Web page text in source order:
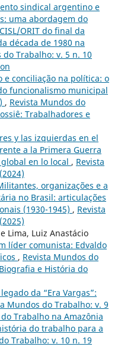
sindical argentino e
uma abordagem do
ORIT do final da
década de 1980 na
do Trabalho: v. 5 n. 10
e conciliação na política: o
funcionalismo municipal
, Revista Mundos do
Trabalhadores e
y las izquierdas en el
a la Primera Guerra
en lo local , Revista
organizações e a
no Brasil: articulações
(1930-1945) , Revista
Lima, Luiz Anastácio
líder comunista: Edvaldo
, Revista Mundos do
e História do
da “Era Vargas”:
Mundos do Trabalho: v. 9
Trabalho na Amazônia
do trabalho para a
Trabalho: v. 10 n. 19